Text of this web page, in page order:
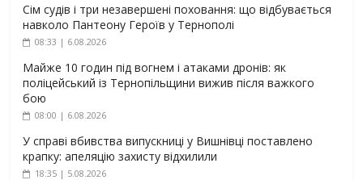
Сім судів і три незавершені поховання: що відбувається
навколо Пантеону Героїв у Тернополі
08:33 | 6.08.2026
Майже 10 годин під вогнем і атаками дронів: як
поліцейський із Тернопільщини вижив після важкого
бою
08:00 | 6.08.2026
У справі вбивства випускниці у Вишнівці поставлено
крапку: апеляцію захисту відхилили
18:35 | 5.08.2026